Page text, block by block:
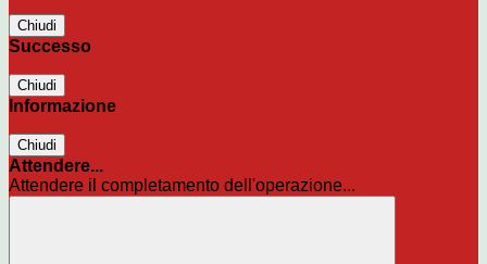
Chiudi
Successo
Chiudi
Informazione
Chiudi
Attendere...
Attendere il completamento dell'operazione...